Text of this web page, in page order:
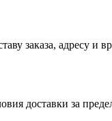
заказа, адресу и
доставки за